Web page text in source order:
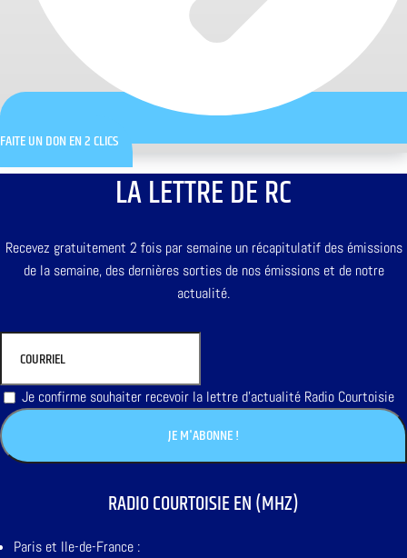
FAITE UN DON EN 2 CLICS
LA LETTRE DE RC
Recevez gratuitement 2 fois par semaine un récapitulatif des émissions
de la semaine, des dernières sorties de nos émissions et de notre
actualité.
Je confirme souhaiter recevoir la lettre d'actualité Radio Courtoisie
RADIO COURTOISIE EN (MHZ)
Paris et Ile-de-France :